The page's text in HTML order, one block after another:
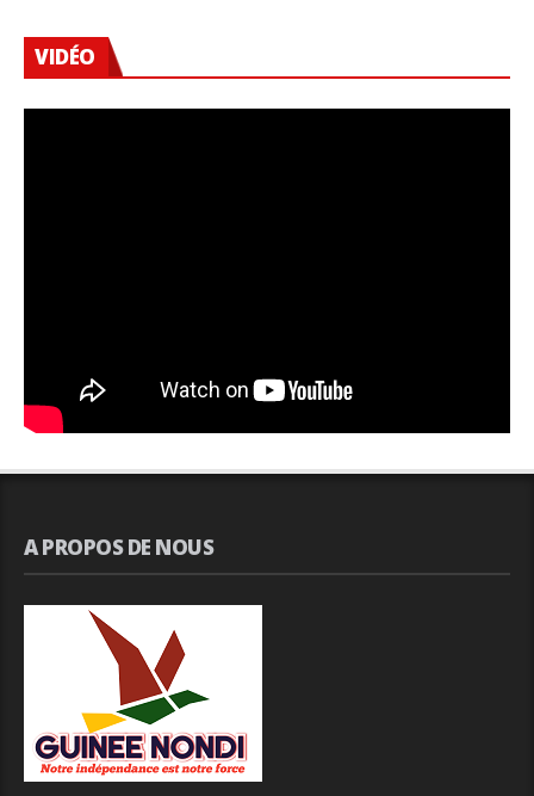
VIDÉO
A PROPOS DE NOUS